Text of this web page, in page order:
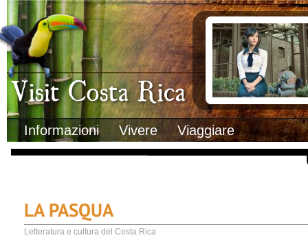
Visit Costa Rica
Informazioni Vivere Viaggiare
Clima
Geografia
Informazioni Geografiche
Letteratura e cultura
Gastronomia
Lo sapevi che
Musica
Natura
Storia
Trasporti Interni
Documenti
Italiani in Costa
L’ambasciata
Opportunità
LA PASQUA
Letteratura e cultura del Costa Rica